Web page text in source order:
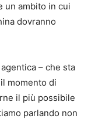
un ambito in cui
dovranno
– che sta
momento di
il più possibile
parlando non